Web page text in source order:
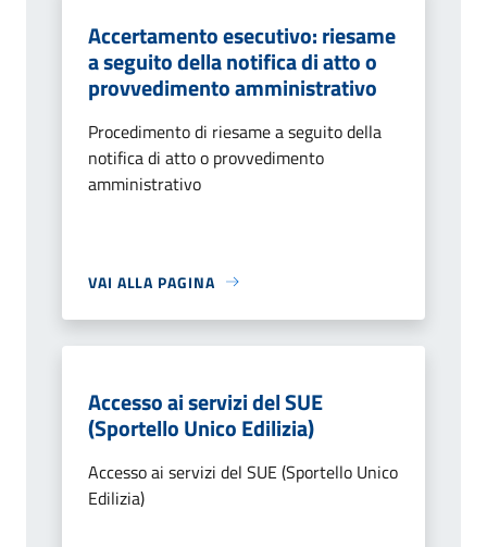
Accertamento esecutivo: riesame
a seguito della notifica di atto o
provvedimento amministrativo
Procedimento di riesame a seguito della
notifica di atto o provvedimento
amministrativo
VAI ALLA PAGINA
Accesso ai servizi del SUE
(Sportello Unico Edilizia)
Accesso ai servizi del SUE (Sportello Unico
Edilizia)